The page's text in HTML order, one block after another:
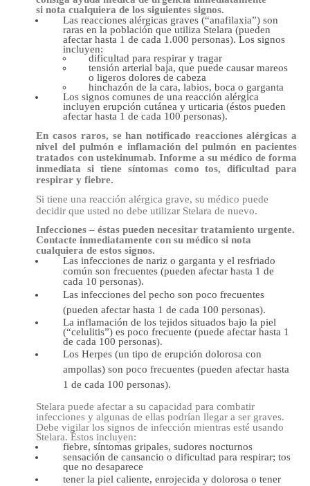
si nota cualquiera de los siguientes signos.
Las reacciones alérgicas graves (“anafilaxia”) son
raras en la población que utiliza Stelara (pueden
afectar hasta 1 de cada 1.000 personas). Los signos
incluyen:
dificultad para respirar y tragar
tensión arterial baja, que puede causar mareos
o ligeros dolores de cabeza
hinchazón de la cara, labios, boca o garganta
Los signos comunes de una reacción alérgica
incluyen erupción cutánea y urticaria (éstos pueden
afectar hasta 1 de cada 100 personas).
En casos raros, se han notificado reacciones alérgicas a
nivel del pulmón e inflamación del pulmón en pacientes
tratados con ustekinumab. Informe a su médico de forma
inmediata si tiene síntomas como tos, dificultad para
respirar y fiebre.
Si tiene una reacción alérgica grave, su médico puede
decidir que usted no debe utilizar Stelara de nuevo.
Infecciones – éstas pueden necesitar tratamiento urgente.
Contacte inmediatamente con su médico si nota
cualquiera de estos signos.
Las infecciones de nariz o garganta y el resfriado
común son frecuentes (pueden afectar hasta 1 de
cada 10 personas).
Las infecciones del pecho son poco frecuentes
(pueden afectar hasta 1 de cada 100 personas).
La inflamación de los tejidos situados bajo la piel
(“celulitis”) es poco frecuente (puede afectar hasta 1
de cada 100 personas).
Los Herpes (un tipo de erupción dolorosa con
ampollas) son poco frecuentes (pueden afectar hasta
1 de cada 100 personas).
Stelara puede afectar a su capacidad para combatir
infecciones y algunas de ellas podrían llegar a ser graves.
Debe vigilar los signos de infección mientras esté usando
Stelara. Éstos incluyen:
fiebre, síntomas gripales, sudores nocturnos
sensación de cansancio o dificultad para respirar; tos
que no desaparece
tener la piel caliente, enrojecida y dolorosa o tener